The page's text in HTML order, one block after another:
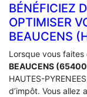
BÉNÉFICIEZ
OPTIMISER
‎BEAUCENS
Lorsque vous faites
BEAUCENS
HAUTES-
d’impôt. Vous allez